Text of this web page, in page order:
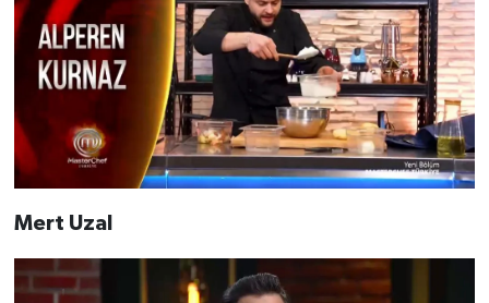
Mert Uzal